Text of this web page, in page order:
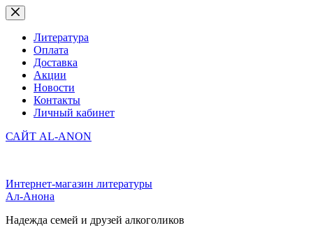
Перейти
к
сути
Литература
Оплата
Доставка
Акции
Новости
Контакты
Личный кабинет
САЙТ AL-ANON
Интернет-магазин литературы
Ал-Анона
Надежда семей и друзей алкоголиков